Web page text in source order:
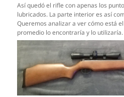
Así quedó el rifle con apenas los
lubricados. La parte interior es así
Queremos analizar a ver cómo está
promedio lo encontraría y lo utilizaría.